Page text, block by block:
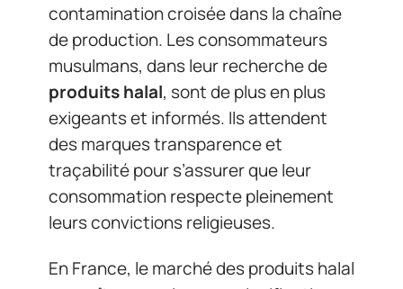
contamination croisée dans la chaîne
de production. Les consommateurs
musulmans, dans leur recherche de
produits halal, sont de plus en plus
exigeants et informés. Ils attendent
des marques transparence et
traçabilité pour s’assurer que leur
consommation respecte pleinement
leurs convictions religieuses.
En France, le marché des produits halal